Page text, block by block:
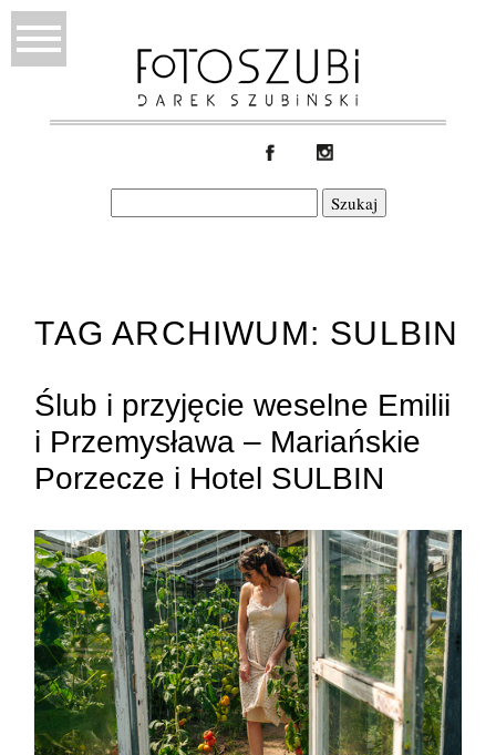
Szukaj:
TAG ARCHIWUM: SULBIN
Ślub i przyjęcie weselne Emilii
i Przemysława – Mariańskie
Porzecze i Hotel SULBIN